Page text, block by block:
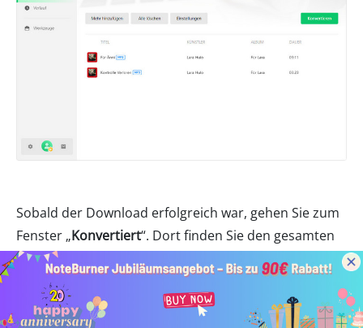
Sobald der Download erfolgreich war, gehen Sie zum
Fenster „Konvertiert“. Dort finden Sie den gesamten
Download-Verlauf. Oder klicken Sie auf das
Ordnersymbol, um die im lokalen Ordner
gespeicherten MP3-Songdateien direkt anzuzeigen.